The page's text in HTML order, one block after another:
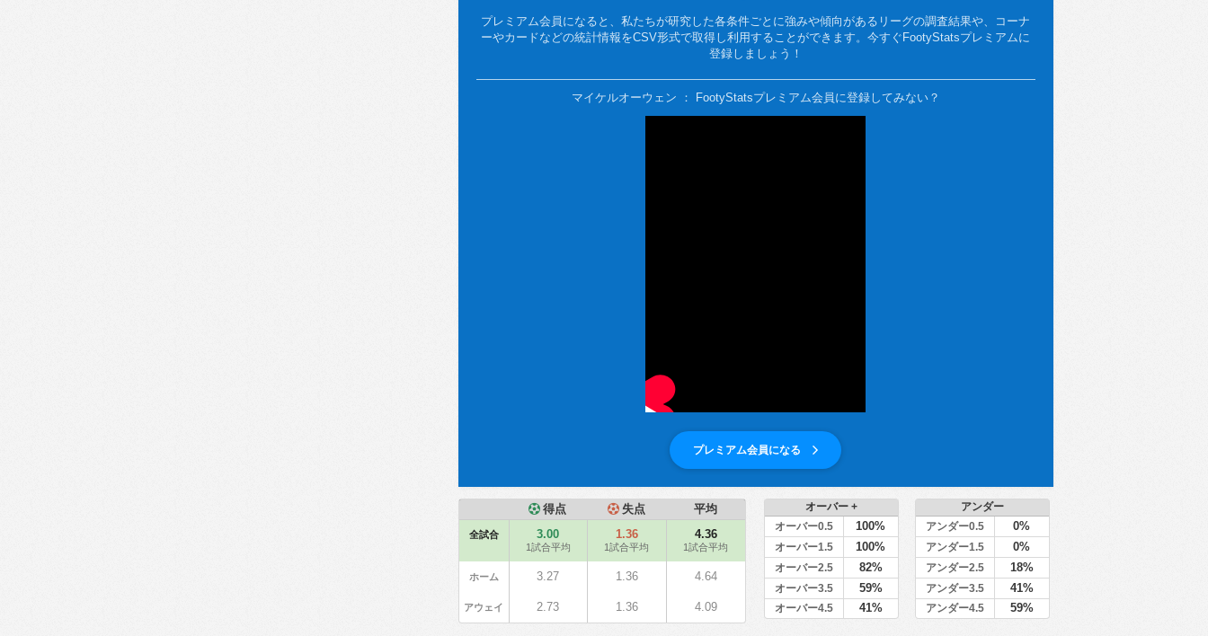
プレミアム会員になると、私たちが研究した各条件ごとに強みや傾向があるリーグの調査結果や、コーナ
ーやカードなどの統計情報をCSV形式で取得し利用することができます。今すぐFootyStatsプレミアムに
登録しましょう！
プレミアム会員になる
マイケルオーウェン ： FootyStatsプレミアム会員に登録してみない？
得点 失点 平均
全試合 3.00
1試合平均
1.36
1試合平均
4.36
1試合平均
ホーム 3.27 1.36 4.64
アウェイ 2.73 1.36 4.09
オーバー +
オーバー0.5 100%
オーバー1.5 100%
オーバー2.5 82%
オーバー3.5 59%
オーバー4.5 41%
アンダー
アンダー0.5 0%
アンダー1.5 0%
アンダー2.5 18%
アンダー3.5 41%
アンダー4.5 59%